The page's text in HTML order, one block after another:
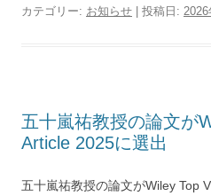
カテゴリー: お知らせ | 投稿日: 2026
五十嵐祐教授の論文が
Article 2025に選出
五十嵐祐教授の論文がWiley Top